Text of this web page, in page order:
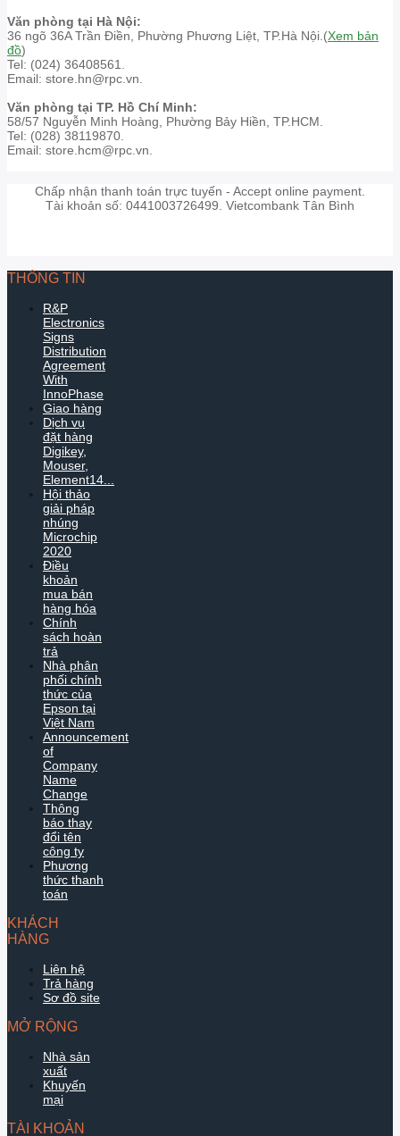
Văn phòng tại Hà Nội:
36 ngõ 36A Trần Điền, Phường Phương Liệt, TP.Hà Nội.(Xem bản
đồ)
Tel: (024) 36408561.
Email: store.hn@rpc.vn.
Văn phòng tại TP. Hồ Chí Minh:
58/57 Nguyễn Minh Hoàng, Phường Bảy Hiền, TP.HCM.
Tel: (028) 38119870.
Email: store.hcm@rpc.vn.
Chấp nhận thanh toán trực tuyến - Accept online payment.
Tài khoản số: 0441003726499. Vietcombank Tân Bình
THÔNG TIN
R&P
Electronics
Signs
Distribution
Agreement
With
InnoPhase
Giao hàng
Dịch vụ
đặt hàng
Digikey,
Mouser,
Element14...
Hội thảo
giải pháp
nhúng
Microchip
2020
Điều
khoản
mua bán
hàng hóa
Chính
sách hoàn
trả
Nhà phân
phối chính
thức của
Epson tại
Việt Nam
Announcement
of
Company
Name
Change
Thông
báo thay
đổi tên
công ty
Phương
thức thanh
toán
KHÁCH
HÀNG
Liên hệ
Trả hàng
Sơ đồ site
MỞ RỘNG
Nhà sản
xuất
Khuyến
mại
TÀI KHOẢN